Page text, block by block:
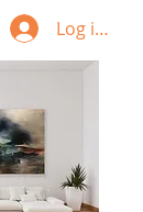
Log ind